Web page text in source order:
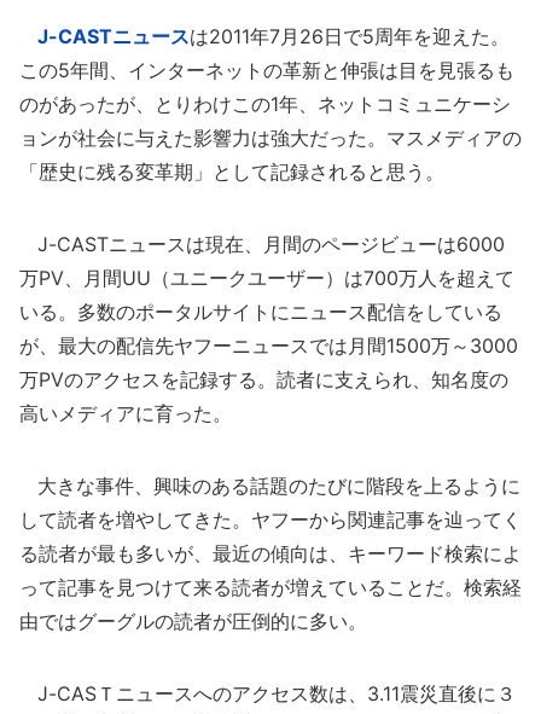
J-CASTニュースは2011年7月26日で5周年を迎えた。
この5年間、インターネットの革新と伸張は目を見張るも
のがあったが、とりわけこの1年、ネットコミュニケーシ
ョンが社会に与えた影響力は強大だった。マスメディアの
「歴史に残る変革期」として記録されると思う。
J-CASTニュースは現在、月間のページビューは6000
万PV、月間UU（ユニークユーザー）は700万人を超えて
いる。多数のポータルサイトにニュース配信をしている
が、最大の配信先ヤフーニュースでは月間1500万～3000
万PVのアクセスを記録する。読者に支えられ、知名度の
高いメディアに育った。
大きな事件、興味のある話題のたびに階段を上るように
して読者を増やしてきた。ヤフーから関連記事を辿ってく
る読者が最も多いが、最近の傾向は、キーワード検索によ
って記事を見つけて来る読者が増えていることだ。検索経
由ではグーグルの読者が圧倒的に多い。
J-CASＴニュースへのアクセス数は、3.11震災直後に３